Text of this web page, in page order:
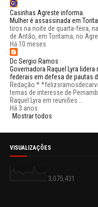
Casinhas Agreste informa.
Mulher é assassinada em
tiros na noite de quarta-feira,
de Antão, em Toritama, no
Há 10 meses
Dc Sergio Ramos
Governadora Raquel Lyra
federais em defesa de pautas
Redação:*
temas de interesse de
Raquel Lyra em reuniões ...
Há 3 anos
Mostrar todos
VISUALIZAÇÕES
3,075,431